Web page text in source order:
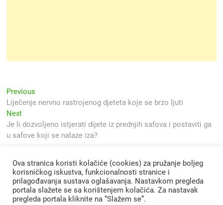
Navigacija
objava
Previous
post:
Liječenje nervno rastrojenog djeteta koje se brzo ljuti
NextNext
post:
Je li dozvoljeno istjerati dijete iz prednjih safova i postaviti ga
u safove koji se nalaze iza?
Ova stranica koristi kolačiće (cookies) za pružanje boljeg
korisničkog iskustva, funkcionalnosti stranice i
prilagođavanja sustava oglašavanja. Nastavkom pregleda
portala slažete se sa korištenjem kolačića. Za nastavak
pregleda portala kliknite na “Slažem se”.